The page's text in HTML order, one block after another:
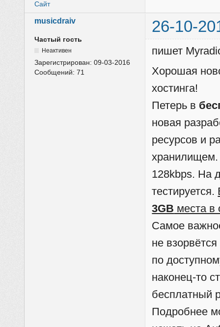
Сайт
musicdraiv 26-10-
Частый гость
Неактивен
Зарегистрирован:09-03-2016
Сообщений:71
пишет
Хорошая
хостинга!
Петерь в
новая
ресурсов и
128kbps. На
тестируется.
3GB места в
Самое
не
по
наконец-то
бесплатный
Подробнее